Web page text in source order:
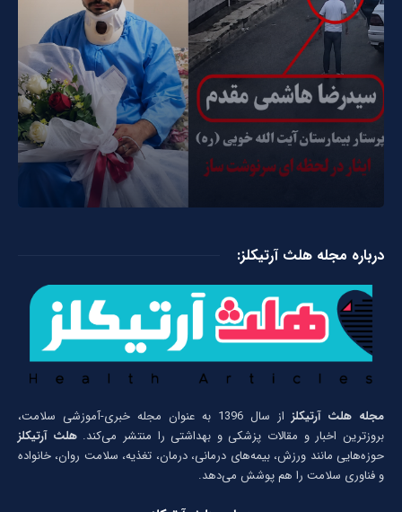
درباره مجله هلث آرتیکلز:
مجله هلث آرتیکلز
از سال 1396 به عنوان مجله خبری-آموزشی سلامت،
بروزترین اخبار و مقالات پزشکی و بهداشتی را منتشر می‌کند.هلث آرتیکلز
حوزه‌هایی مانند ورزش، بیمه‌های درمانی، درمان، تغذیه، سلامت روان، خانواده
و فناوری سلامت را هم پوشش می‌دهد.